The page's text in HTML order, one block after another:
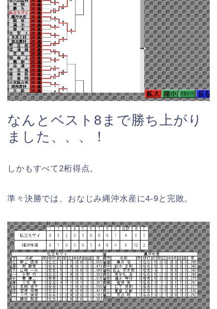
なんとベスト8まで勝ち上がり
ました、、、！
しかもすべて2桁得点。
準々決勝では、おなじみ縄沖水産に4-9と完敗。